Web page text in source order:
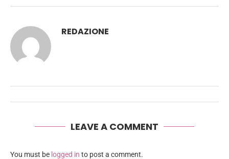
REDAZIONE
LEAVE A COMMENT
You must be logged in to post a comment.